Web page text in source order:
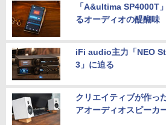
「A&ultima SP4000T
るオーディオの醍醐味
iFi audio主力「NEO
3」に迫る
クリエイティブが作っ
アオーディオスピーカ